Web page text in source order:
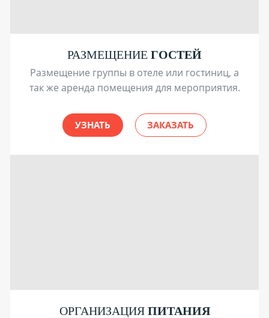
РАЗМЕЩЕНИЕ ГОСТЕЙ
Размещение группы в отеле или гостиниц, а
так же аренда помещения для мероприятия.
УЗНАТЬ ЗАКАЗАТЬ
ОРГАНИЗАЦИЯ ПИТАНИЯ